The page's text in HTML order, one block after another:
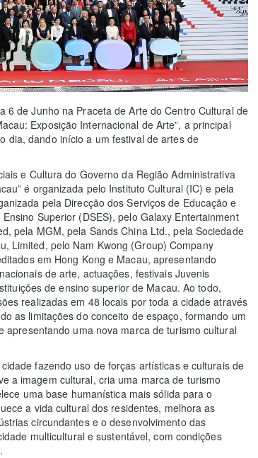
6 de Junho na Praceta de Arte do Centro Cultural de
Exposição Internacional de Arte”, a principal
dia, dando início a um festival de artes de
e Cultura do Governo da Região Administrativa
é organizada pelo Instituto Cultural (IC) e pela
pela Direcção dos Serviços de Educação e
Superior (DSES), pelo Galaxy Entertainment
pela MGM, pela Sands China Ltd., pela Sociedade
Limited, pelo Nam Kwong (Group) Company
em Hong Kong e Macau, apresentando
de arte, actuações, festivais Juvenis
de ensino superior de Macau. Ao todo,
realizadas em 48 locais por toda a cidade através
as limitações do conceito de espaço, formando um
uma nova marca de turismo cultural
fazendo uso de forças artísticas e culturais de
a imagem cultural, cria uma marca de turismo
uma base humanística mais sólida para o
a vida cultural dos residentes, melhora as
circundantes e o desenvolvimento das
multicultural e sustentável, com condições